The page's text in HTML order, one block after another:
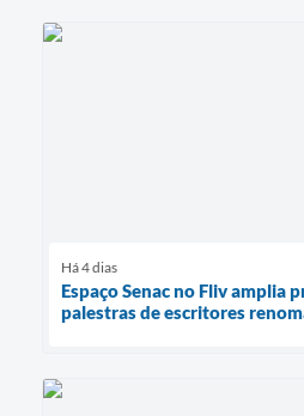
Há 4 dias
Espaço Senac no Fliv amplia
palestras de escritores